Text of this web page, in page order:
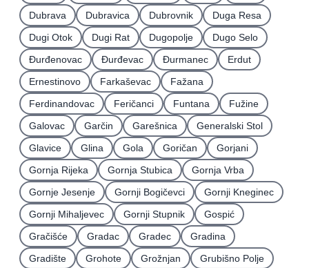
Dubrava
Dubravica Dubrovnik
Duga Resa
Dugi Otok
Dugi Rat Dugopolje
Dugo Selo
Ðurđenovac
Ðurđevac Ðurmanec
Erdut
Ernestinovo
Farkaševac
Fažana
Ferdinandovac
Feričanci Funtana
Fužine
Galovac
Garčin Garešnica
Generalski Stol
Glavice
Glina Gola Goričan
Gorjani
Gornja Rijeka
Gornja Stubica
Gornja Vrba
Gornje Jesenje
Gornji Bogičevci
Gornji Kneginec
Gornji Mihaljevec
Gornji Stupnik
Gospić
Gračišće
Gradac Gradec
Gradina
Gradište
Grohote Grožnjan
Grubišno Polje